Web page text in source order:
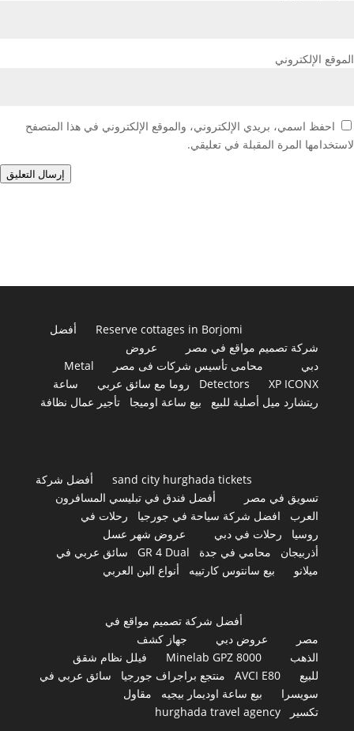
الموقع الإلكتروني
احفظ اسمي، بريدي الإلكتروني، والموقع الإلكتروني في هذا المتصفح
لاستخدامها المرة المقبلة في تعليقي.
إرسال التعليق
Reserve cottages in Borjomi
أفضل
شركة تصميم مواقع في مصر
عروض
دبي
محامى تأسيس شركات فى مصر
Metal
Detectors
XP ICONX روما مع سائق عربي
ساعة
ريتشارد ميل أصلية للبيع
بيع ساعة اوميجا تأجير عمال نظافة
sand city hurghada tickets
أفضل شركة
تسويق في مصر
أفضل فندق في تبليسي المسافرون
العرب
افضل شركة سياحة في جورجيا
رحلات في
روسيا
رحلات في دبي
عروض شهر عسل
أذربيجان
محامي في جدة GR 4 Dual
سائق عربي في
ميلانو
بيع سانتوس كارتييه أنواع البن العربي
أفضل شركة تصميم مواقع في
مصر
عروض دبي
جهاز كشف
الذهب
Minelab GPZ 8000
فيلل نظام شقق
للبيع
AVCI E80 منتجع براجراف جورجيا
سائق عربي في
سويسرا
بيع ساعة اوديمار بيجيه
مقاول
تكسير
hurghada travel agency